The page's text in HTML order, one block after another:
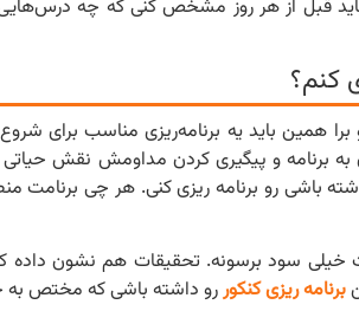
باید قبل از هر روز مشخص کنی که چه
۱۴۰۴ فاصله زیادی داری و برا همین باید یه برنامه‌ریزی
برنامه و پیگیری کردن مداومش نقش
باشی رو برنامه ریزی کنی. هر چی برنامت
خیلی سود برسونه. تحقیقات هم نشون داده
برنامه ریزی کنکوررو داشته باشی که مختص به